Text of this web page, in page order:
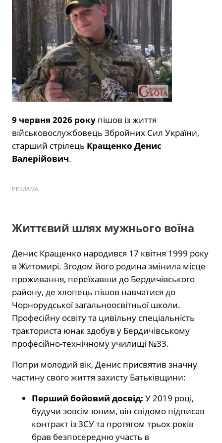
9 червня 2026 року пішов із життя
військовослужбовець Збройних Сил України,
старший стрілець Кращенко Денис
Валерійович.
РЕКЛАМА
Життєвий шлях мужнього воїна
Денис Кращенко народився 17 квітня 1999 року
в Житомирі. Згодом його родина змінила місце
проживання, переїхавши до Бердичівського
району, де хлопець пішов навчатися до
Чорнорудської загальноосвітньої школи.
Професійну освіту та цивільну спеціальність
тракториста юнак здобув у Бердичівському
професійно-технічному училищі №33.
Попри молодий вік, Денис присвятив значну
частину свого життя захисту Батьківщини:
Перший бойовий досвід: У 2019 році,
будучи зовсім юним, він свідомо підписав
контракт із ЗСУ та протягом трьох років
брав безпосередню участь в